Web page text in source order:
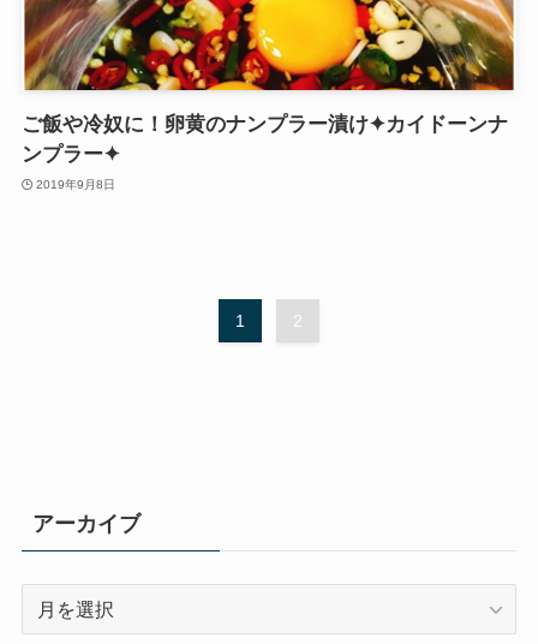
ご飯や冷奴に！卵黄のナンプラー漬け✦カイドーンナ
ンプラー✦
2019年9月8日
1 2
アーカイブ